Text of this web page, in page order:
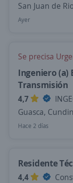
San Juan de
Ayer
Se precisa
Ingeniero (a)
Transmisión
4,7
Guasca,
Hace 2 días
Residente
4,4